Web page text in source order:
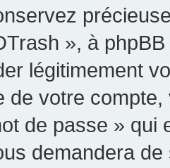
», à
légitimement
de votre
de passe » qui
demandera